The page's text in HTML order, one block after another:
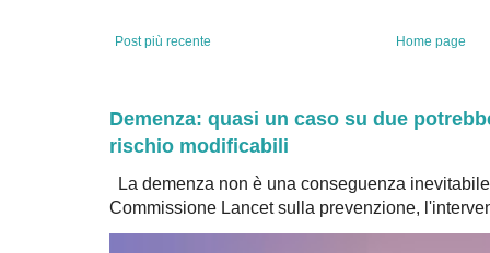
Post più recente Home page
Demenza: quasi un caso su due
rischio modificabili
La demenza non è una conseguenza
Commissione Lancet sulla prevenzione,